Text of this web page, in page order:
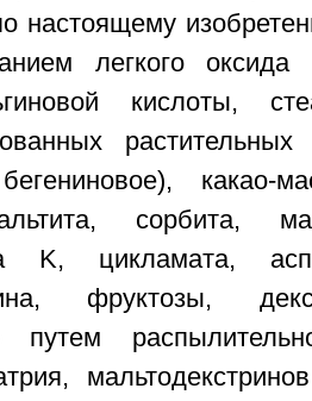
настоящему
легкого оксида
кислоты,
какао-
сорбита,
K, цикламата,
фруктозы,
путем